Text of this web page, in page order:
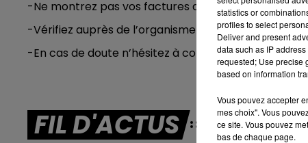
7h00 - 10h00
RDL WEEK-END
-Ne montrez pas vos factures d’électricité, de gaz
-Vérifiez auprès de l’organisme qu’une
-En cas de doute n’hésitez à composer le 17 pour
FIL D'ACTUS
statistics or
profiles to select
Deliver and present
data such as IP
requested; Use precise
based on information
Vous pouvez accepter
mes choix". Vous
ce site. Vous pouvez
bas de chaque page.